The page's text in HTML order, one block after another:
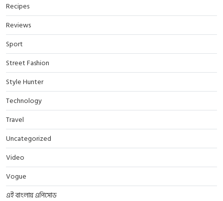
Recipes
Reviews
Sport
Street Fashion
Style Hunter
Technology
Travel
Uncategorized
Video
Vogue
এই বাংলায় এপিসোড